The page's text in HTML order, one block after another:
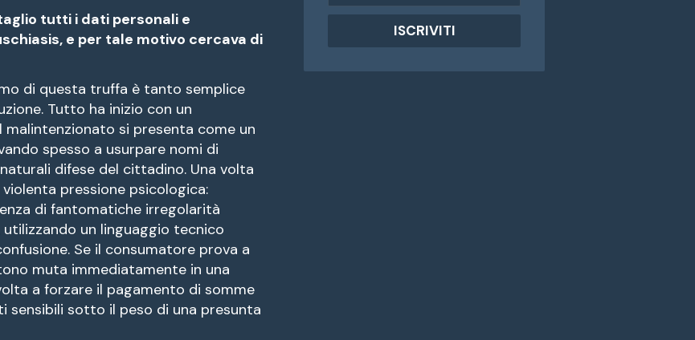
tutti i dati personali e
e per tale motivo cercava di
di questa truffa è tanto semplice
Tutto ha inizio con un
si presenta come un
spesso a usurpare nomi di
difese del cittadino. Una volta
pressione psicologica:
di fantomatiche irregolarità
un linguaggio tecnico
Se il consumatore prova a
muta immediatamente in una
a forzare il pagamento di somme
sensibili sotto il peso di una presunta
d
r